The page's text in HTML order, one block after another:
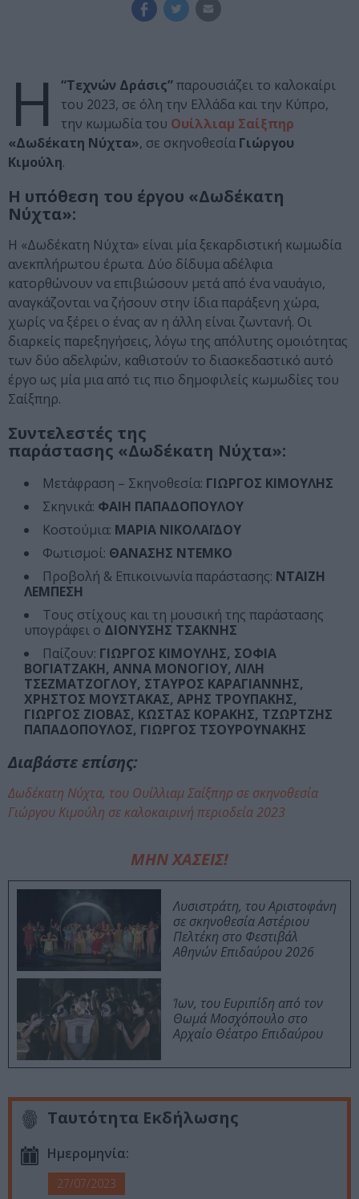
Η “Τεχνών Δράσις”παρουσιάζει το καλοκαίρι
του 2023, σε όλη την Ελλάδα και την Κύπρο,
την κωμωδία του Ουίλλιαμ Σαίξπηρ
«Δωδέκατη Νύχτα», σε σκηνοθεσία Γιώργου
Κιμούλη.
Η υπόθεση του έργου «Δωδέκατη
Νύχτα»:
Η «Δωδέκατη Νύχτα» είναι μία ξεκαρδιστική κωμωδία
ανεκπλήρωτου έρωτα. Δύο δίδυμα αδέλφια
κατορθώνουν να επιβιώσουν μετά από ένα ναυάγιο,
αναγκάζονται να ζήσουν στην ίδια παράξενη χώρα,
χωρίς να ξέρει ο ένας αν η άλλη είναι ζωντανή. Οι
διαρκείς παρεξηγήσεις, λόγω της απόλυτης ομοιότητας
των δύο αδελφών, καθιστούν το διασκεδαστικό αυτό
έργο ως μία μια από τις πιο δημοφιλείς κωμωδίες του
Σαίξπηρ.
Συντελεστές της
παράστασης «Δωδέκατη Νύχτα»:
Μετάφραση – Σκηνοθεσία: ΓΙΩΡΓΟΣ ΚΙΜΟΥΛΗΣ
Σκηνικά: ΦΑΙΗ ΠΑΠΑΔΟΠΟΥΛΟΥ
Κοστούμια: ΜΑΡΙΑ ΝΙΚΟΛΑΪΔΟΥ
Φωτισμοί: ΘΑΝΑΣΗΣ ΝΤΕΜΚΟ
Προβολή & Επικοινωνία παράστασης: ΝΤΑΙΖΗ
ΛΕΜΠΕΣΗ
Τους στίχους και τη μουσική της παράστασης
υπογράφει ο ΔΙΟΝΥΣΗΣ ΤΣΑΚΝΗΣ
Παίζουν: ΓΙΩΡΓΟΣ ΚΙΜΟΥΛΗΣ, ΣΟΦΙΑ
ΒΟΓΙΑΤΖΑΚΗ, ΑΝΝΑ ΜΟΝΟΓΙΟΥ, ΛΙΛΗ
ΤΣΕΖΜΑΤΖΟΓΛΟΥ, ΣΤΑΥΡΟΣ ΚΑΡΑΓΙΑΝΝΗΣ,
ΧΡΗΣΤΟΣ ΜΟΥΣΤΑΚΑΣ, ΑΡΗΣ ΤΡΟΥΠΑΚΗΣ,
ΓΙΩΡΓΟΣ ΖΙΟΒΑΣ, ΚΩΣΤΑΣ ΚΟΡΑΚΗΣ, ΤΖΩΡΤΖΗΣ
ΠΑΠΑΔΟΠΟΥΛΟΣ, ΓΙΩΡΓΟΣ ΤΣΟΥΡΟΥΝΑΚΗΣ
Διαβάστε επίσης:
Δωδέκατη Νύχτα, του Ουίλλιαμ Σαίξπηρ σε σκηνοθεσία
Γιώργου Κιμούλη σε καλοκαιρινή περιοδεία 2023
ΜΗΝ ΧΑΣΕΙΣ!
Λυσιστράτη, του Αριστοφάνη
σε σκηνοθεσία Αστέριου
Πελτέκη στο Φεστιβάλ
Αθηνών Επιδαύρου 2026
Ίων, του Ευριπίδη από τον
Θωμά Μοσχόπουλο στο
Αρχαίο Θέατρο Επιδαύρου
Ταυτότητα Εκδήλωσης
Ημερομηνία:
27/07/2023